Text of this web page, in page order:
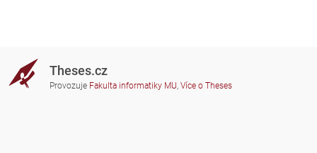
Theses.cz
Provozuje Fakulta informatiky MU, Více o Theses